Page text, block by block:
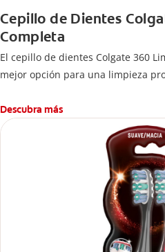
Cepillo de Dientes
Completa
El cepillo de dientes Colgate 360
mejor opción para una limpieza
Descubra más